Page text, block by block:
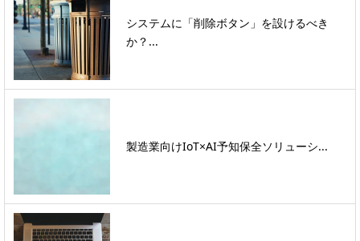
システムに「削除ボタン」を設けるべき
か？...
製造業向けIoT×AI予知保全ソリューシ...